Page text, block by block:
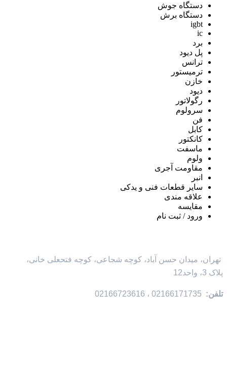
دستگاه جوش
دستگاه برش
igbt
ic
برد
پل دیود
ترانس
ترمیستور
خازن
دیود
رگولاتور
سرولوم
فن
کابل
کانکتور
ماسفت
ولوم
مقاومت آجری
انبر
سایر قطعات فنی و یدکی
علاقه مندی
مقايسه
ورود / ثبت نام
تهران، میدان حسن آباد، کوچه شجاعی، کوچه فتحعلی خانی،
پلاک 3، واحد12
تلفن: